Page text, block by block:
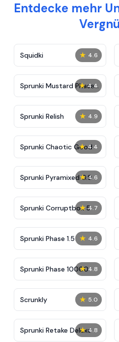
Entdecke mehr
★ 4.6
Squidki
★ 4.4
Sprunki Mustard Phase
2
★ 4.9
Sprunki Relish
★ 4.4
Sprunki Chaotic Good
★ 4.6
Sprunki Pyramixed 0.9
★ 4.7
Sprunki Corruptbox 5
★ 4.6
Sprunki Phase 1.5
★ 4.8
Sprunki Phase 10000
★ 5.0
Scrunkly
★ 4.8
Sprunki Retake Deluxe